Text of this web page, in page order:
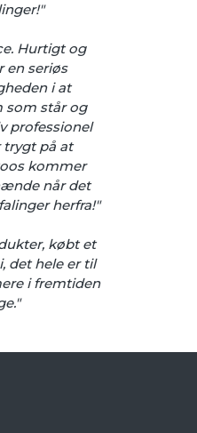
Hurtigt og
en seriøs
i at
som står og
professionel
trygt på at
kommer
når det
herfra!"
købt et
det hele er til
i fremtiden